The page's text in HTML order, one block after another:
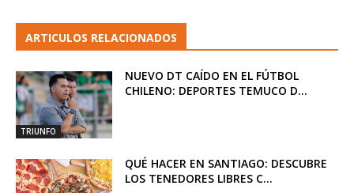
ARTICULOS RELACIONADOS
TRIUNFO
NUEVO DT CAÍDO EN EL FÚTBOL
CHILENO: DEPORTES TEMUCO D...
QUÉ HACER EN SANTIAGO: DESCUBRE
LOS TENEDORES LIBRES C...